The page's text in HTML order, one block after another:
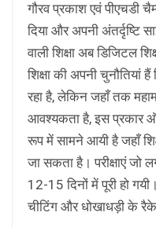
गौरव प्रकाश एवं पीएचडी
दिया और अपनी अंतर्दृष्टि
वाली शिक्षा अब डिजिटल
शिक्षा की अपनी चुनौतियां
रहा है, लेकिन जहाँ तक
आवश्यकता है, इस प्रकार
रूप में सामने आयी है जहाँ
जा सकता है। परीक्षाएं जो
12-15 दिनों में पूरी हो
चीटिंग और धोखाधड़ी के